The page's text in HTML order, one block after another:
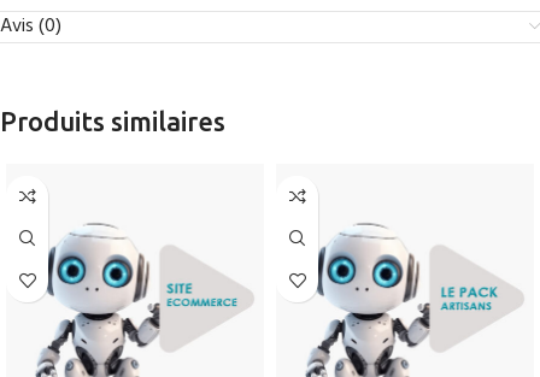
Avis (0)
Produits similaires